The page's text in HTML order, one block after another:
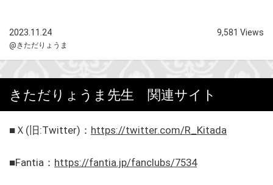
2023.11.24 9,581 Views
@きただりょうま
きただりょうま先生 関連サイト
■Ｘ(旧:Twitter)： https://twitter.com/R_Kitada
■Fantia： https://fantia.jp/fanclubs/7534